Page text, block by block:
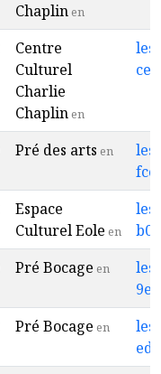
Chaplin en
Centre
Culturel
Charlie
Chaplinen
Pré des arts en
Espace
Culturel Eole en
Pré Bocage en
Pré Bocage en